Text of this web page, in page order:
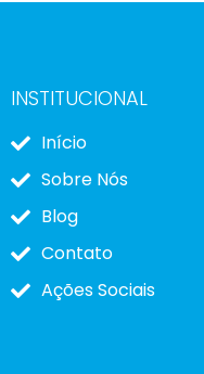
INSTITUCIONAL
Início
Sobre Nós
Blog
Contato
Ações Sociais